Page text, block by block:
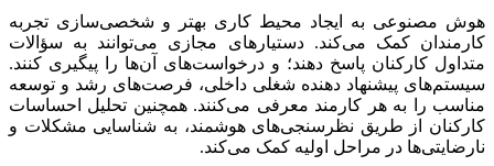
هوش مصنوعی به ایجاد محیط کاری بهتر و شخصی‌سازی تجربه
کارمندان کمک می‌کند. دستیارهای مجازی می‌توانند به سؤالات
متداول کارکنان پاسخ دهند؛ و درخواست‌های آن‌ها را پیگیری کنند.
سیستم‌های پیشنهاد دهنده شغلی داخلی، فرصت‌های رشد و توسعه
مناسب را به هر کارمند معرفی می‌کنند. همچنین تحلیل احساسات
کارکنان از طریق نظرسنجی‌های هوشمند، به شناسایی مشکلات و
نارضایتی‌ها در مراحل اولیه کمک می‌کند.